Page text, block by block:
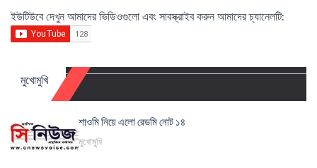
ইউটিউবে দেখুন আমাদের ভিডিওগুলো এবং সাবস্ক্রাইব করুন আমাদের চ্যানেলটি:
মুখোমুখি
শাওমি নিয়ে এলো রেডমি নোট ১৪
মুখোমুখি